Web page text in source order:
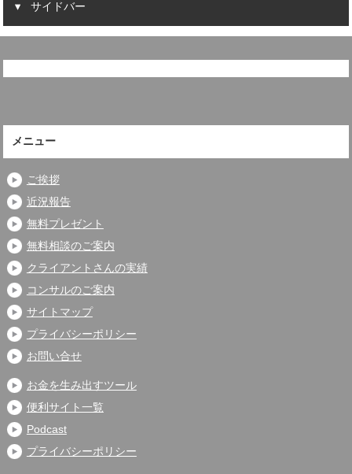
サイドバー
メニュー
ご挨拶
近況報告
無料プレゼント
無料相談のご案内
クライアントさんの実績
コンサルのご案内
サイトマップ
プライバシーポリシー
お問い合せ
お金を生み出すツール
便利サイト一覧
Podcast
プライバシーポリシー